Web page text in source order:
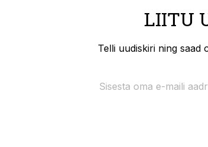
LIITU
Telli uudiskiri ning saad